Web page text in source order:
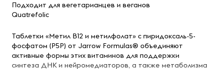
Подходит для вегетарианцев и веганов
Quatrefolic
Таблетки «Метил B12 и метилфолат» с пиридоксаль-5-
фосфатом (P5P) от Jarrow Formulas® объединяют
активные формы этих витаминов для поддержки
синтеза ДНК и нейромедиаторов, а также метаболизма